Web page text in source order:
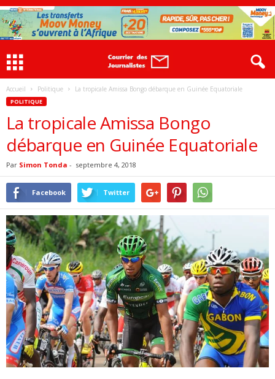
Accueil Politique La tropicale Amissa Bongo débarque en Guinée Equatoriale
POLITIQUE
La tropicale Amissa Bongo
débarque en Guinée Equatoriale
Par Simon Tonda - septembre 4, 2018
Facebook Twitter